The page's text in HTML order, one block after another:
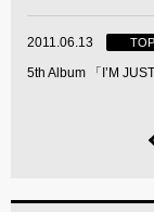
2011.06.13
5th Album 「I’M